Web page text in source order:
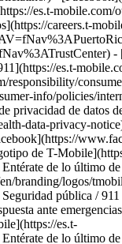
es.t-mobile.com/
careers.t-
-
es.t-
responsibility/
info/policies/
privacidad de datos
data-privacy-
de T-
de lo último
branding/logos/
pública /
ante emergencias
es.t-
de lo último